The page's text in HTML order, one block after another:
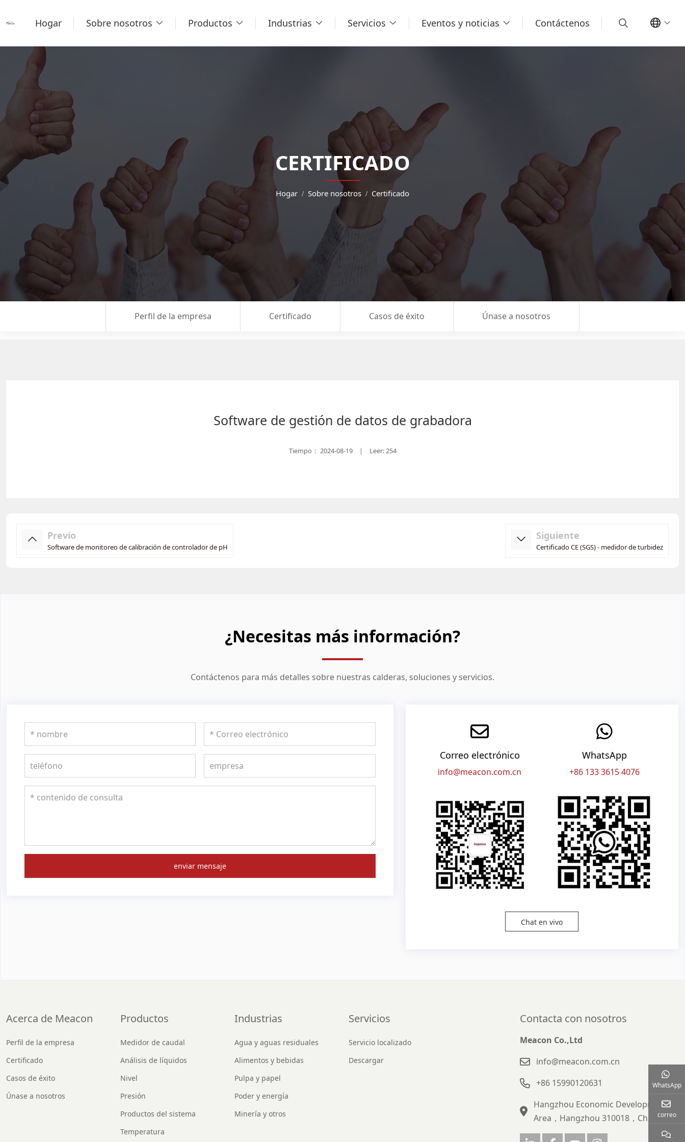
Hogar Sobre nosotros Productos Industrias Servicios Eventos y noticias Contáctenos
CERTIFICADO
Hogar Sobre nosotros Certificado
Perfil de la empresa Certificado Casos de éxito Únase a nosotros
Software de gestión de datos de grabadora
Tiempo： 2024-08-19 | Leer: 254
Previo
Software de monitoreo de calibración de controlador de pH
Siguiente
Certificado CE (SGS) - medidor de turbidez
¿Necesitas más información?
Contáctenos para más detalles sobre nuestras calderas, soluciones y servicios.
enviar mensaje
Correo electrónico
info@meacon.com.cn
WhatsApp
+86 133 3615 4076
Chat en vivo
Acerca de Meacon
Perfil de la empresa
Certificado
Casos de éxito
Únase a nosotros
Productos
Medidor de caudal
Análisis de líquidos
Nivel
Presión
Productos del sistema
Temperatura
Industrias
Agua y aguas residuales
Alimentos y bebidas
Pulpa y papel
Poder y energía
Minería y otros
Servicios
Servicio localizado
Descargar
Contacta con nosotros
Meacon Co.,Ltd
info@meacon.com.cn
+86 15990120631
Hangzhou Economic Development
Area，Hangzhou 310018，China
WhatsApp
correo